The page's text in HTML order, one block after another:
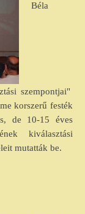
Béla
szempontjai"
korszerű festék
de 10-15 éves
kiválasztási
mutatták be.